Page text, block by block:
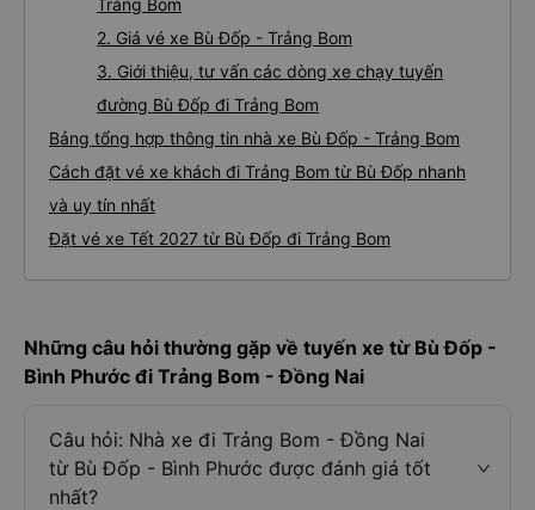
Trảng Bom
2. Giá vé xe Bù Đốp - Trảng Bom
3. Giới thiệu, tư vấn các dòng xe chạy tuyến
đường Bù Đốp đi Trảng Bom
Bảng tổng hợp thông tin nhà xe Bù Đốp - Trảng Bom
Cách đặt vé xe khách đi Trảng Bom từ Bù Đốp nhanh
và uy tín nhất
Đặt vé xe Tết 2027 từ Bù Đốp đi Trảng Bom
Những câu hỏi thường gặp về tuyến xe từ Bù Đốp -
Bình Phước đi Trảng Bom - Đồng Nai
Câu hỏi: Nhà xe đi Trảng Bom - Đồng Nai
từ Bù Đốp - Bình Phước được đánh giá tốt
nhất?